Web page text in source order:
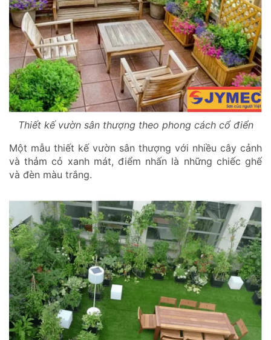
Thiết kế vườn sân thượng theo phong cách cổ điển
Một mẫu thiết kế vườn sân thượng với nhiều cây cảnh
và thảm cỏ xanh mát, điểm nhấn là những chiếc ghế
và đèn màu trắng.